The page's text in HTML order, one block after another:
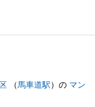
いただき、無事
了したこと、大
きましてもお喜
してお任せいた
（馬車道駅）の マン